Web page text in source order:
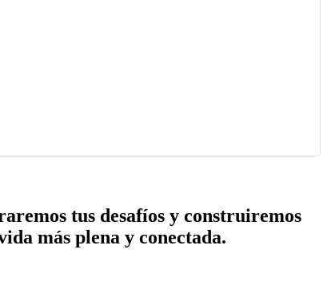
tus desafíos y construiremos
más plena y conectada.